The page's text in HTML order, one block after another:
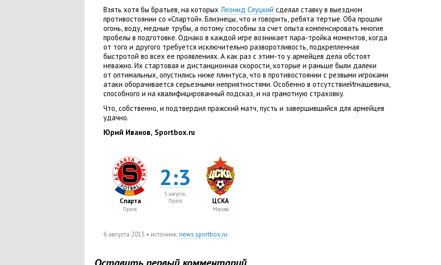
Взять хотя бы братьев, на которых Леонид Слуцкий сделал ставку в выездном
противостоянии со «Спартой». Близнецы, что и говорить, ребята тертые. Оба прошли
огонь, воду, медные трубы, а потому способны за счет опыта компенсировать многие
пробелы в подготовке. Однако в каждой игре возникает пара-тройка моментов, когда
от того и другого требуется исключительно разворотливость, подкрепленная
быстротой во всех ее проявлениях. А как раз с этим-то у армейцев дела обстоят
неважно. Их стартовая и дистанционная скорости, которые и раньше были далеки
от оптимальных, опустились ниже плинтуса, что в противостоянии с резвыми игроками
атаки оборачивается серьезными неприятностями. Особенно в отсутствиеИгнашевича,
способного и на квалифицированный подсказ, и на грамотную страховку.
Что, собственно, и подтвердил пражский матч, пусть и завершившийся для армейцев
удачно.
Юрий Иванов, Sportbox.ru
Спарта
Прага
2:3
5 августа,
Прага
ЦСКА
Москва
6 августа 2015 • источник:news.sportbox.ru